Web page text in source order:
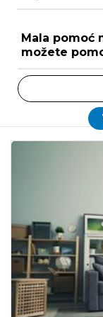
Mala pomoć
možete